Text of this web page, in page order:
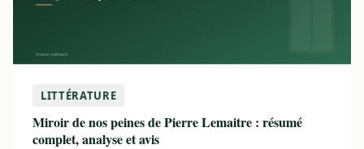
LITTÉRATURE
Miroir de nos peines de Pierre Lemaitre : résumé
complet, analyse et avis